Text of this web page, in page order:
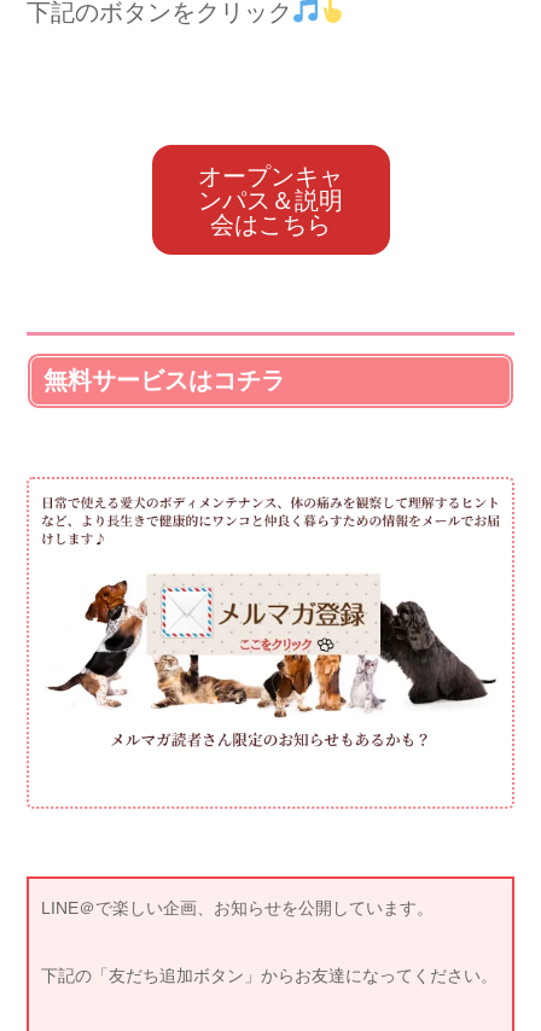
下記のボタンをクリック
オープンキャ
ンパス＆説明
会はこちら
無料サービスはコチラ
LINE＠で楽しい企画、お知らせを公開しています。
下記の「友だち追加ボタン」からお友達になってください。